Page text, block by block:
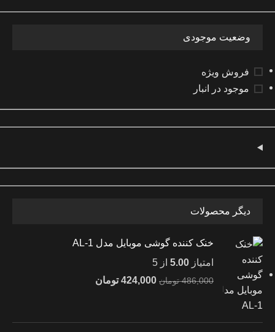
وضعیت موجودی
فروش ویژه
موجود در انبار
دیگر محصولات
خنک کننده گوشی موبایل مدل AL-1
امتیاز 5.00 از 5
486,000 تومان 424,000 تومان